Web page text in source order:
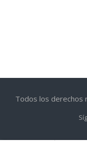
Todos los derechos